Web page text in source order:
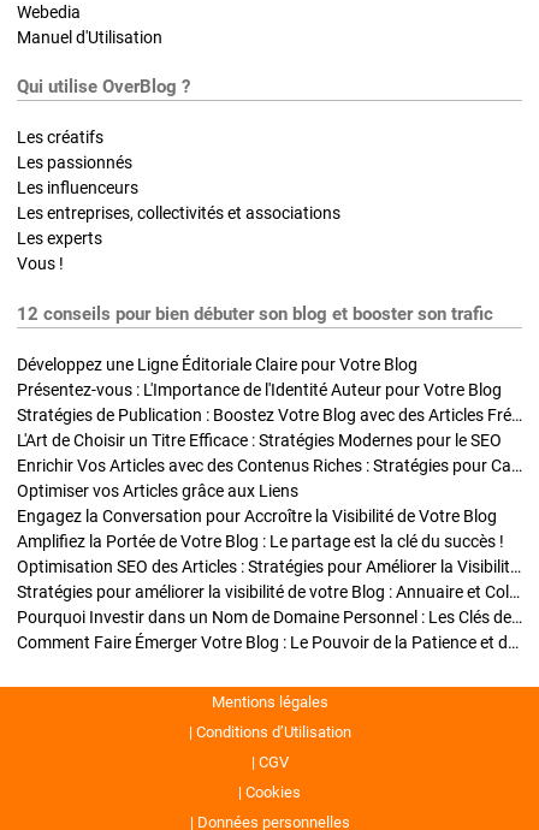
Webedia
Manuel d'Utilisation
Qui utilise OverBlog ?
Les créatifs
Les passionnés
Les influenceurs
Les entreprises, collectivités et associations
Les experts
Vous !
12 conseils pour bien débuter son blog et booster son trafic
Développez une Ligne Éditoriale Claire pour Votre Blog
Présentez-vous : L'Importance de l'Identité Auteur pour Votre Blog
Stratégies de Publication : Boostez Votre Blog avec des Articles Fréquents et Exclusifs
L'Art de Choisir un Titre Efficace : Stratégies Modernes pour le SEO
Enrichir Vos Articles avec des Contenus Riches : Stratégies pour Captiver et Optimiser
Optimiser vos Articles grâce aux Liens
Engagez la Conversation pour Accroître la Visibilité de Votre Blog
Amplifiez la Portée de Votre Blog : Le partage est la clé du succès !
Optimisation SEO des Articles : Stratégies pour Améliorer la Visibilité de Votre Blog
Stratégies pour améliorer la visibilité de votre Blog : Annuaire et Collaborations
Pourquoi Investir dans un Nom de Domaine Personnel : Les Clés de la Réussite de Votre Blog
Comment Faire Émerger Votre Blog : Le Pouvoir de la Patience et de la Persévérance
Mentions légales
Conditions d’Utilisation
CGV
Cookies
Données personnelles